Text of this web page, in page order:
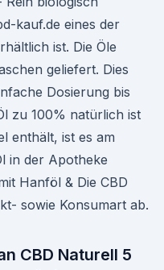
kauf.de eines der
ist. Die Öle
geliefert. Dies
Dosierung bis
zu 100% natürlich ist
enthält, ist es am
in der Apotheke
Hanföl & Die CBD
sowie Konsumart ab.
CBD Naturell 5